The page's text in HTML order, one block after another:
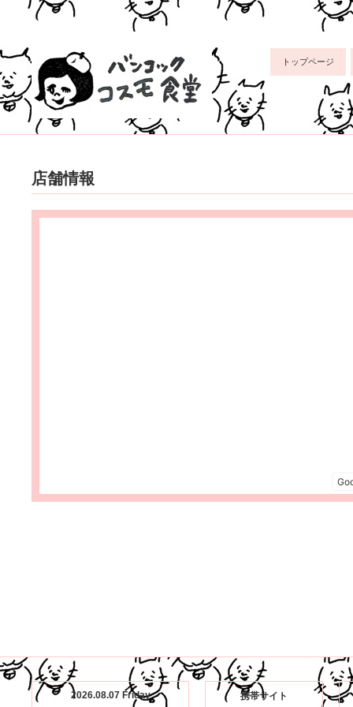
トップページ
店舗情報
2026.08.07 Friday 携帯サイト